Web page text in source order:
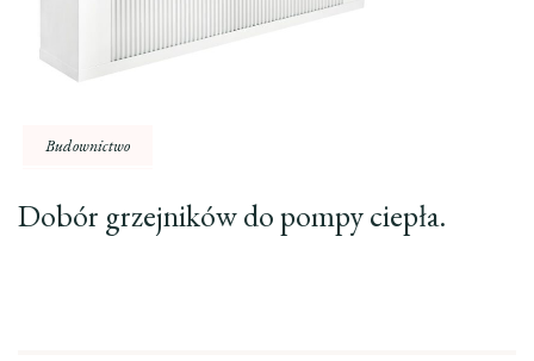
Budownictwo
Dobór grzejników do pompy ciepła.